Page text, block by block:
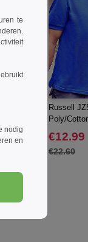
-47%
Russell
Poly/
€12.99
€22.60
te
nodig
en